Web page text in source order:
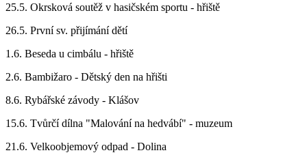
25.5. Okrsková soutěž v hasičském sportu - hřiště
26.5. První sv. přijímání dětí
1.6. Beseda u cimbálu - hřiště
2.6. Bambižaro - Dětský den na hřišti
8.6. Rybářské závody - Klášov
15.6. Tvůrčí dílna "Malování na hedvábí" - muzeum
21.6. Velkoobjemový odpad - Dolina